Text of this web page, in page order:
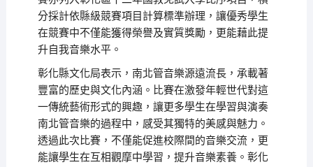
分採計依縣級競賽項目計算標準辦理，讓優秀學生
在競賽中不僅能獲得榮譽及實質獎勵，更能藉此提
升自我音樂水平。
彰化縣文化局表示，南北管音樂源遠流長，承載著
豐富的歷史與文化內涵。比賽在激發年輕世代對這
一傳統藝術形式的興趣，讓更多學生在學習與演奏
南北管音樂的過程中，感受其獨特的美感與魅力。
透過此次比賽，不僅能促進校際間的音樂交流，更
能讓學生在互相觀摩中學習，提升音樂素養。彰化